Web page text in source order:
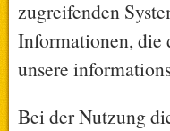
zugreifenden
Informationen, die
unsere
Bei der Nutzung